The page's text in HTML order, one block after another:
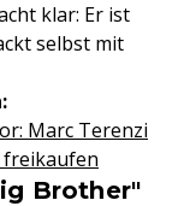
klar: Er ist
selbst mit
Marc Terenzi
freikaufen
Brother"